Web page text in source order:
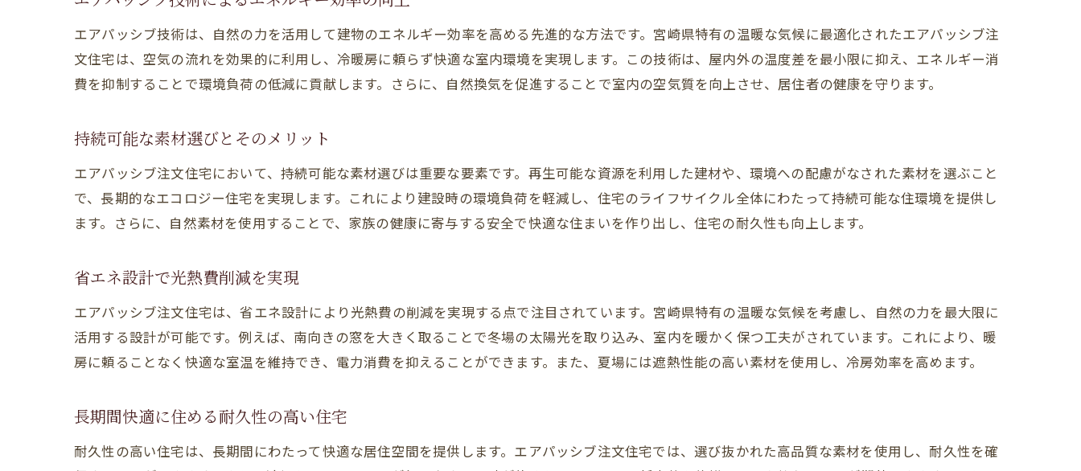
エコで快適な住まいづくりの基礎知識
環境に優しい建築設計の重要性
自然災害に強い住宅選びのポイント
エアパッシブ技術は、自然の力を活用して建物のエネルギー効率を高める先進的な方法です。宮崎県特有の温暖な気候に最適化されたエアパッシブ注
文住宅は、空気の流れを効果的に利用し、冷暖房に頼らず快適な室内環境を実現します。この技術は、屋内外の温度差を最小限に抑え、エネルギー消
費を抑制することで環境負荷の低減に貢献します。さらに、自然換気を促進することで室内の空気質を向上させ、居住者の健康を守ります。
持続可能な素材選びとそのメリット
エアパッシブ注文住宅において、持続可能な素材選びは重要な要素です。再生可能な資源を利用した建材や、環境への配慮がなされた素材を選ぶこと
で、長期的なエコロジー住宅を実現します。これにより建設時の環境負荷を軽減し、住宅のライフサイクル全体にわたって持続可能な住環境を提供し
ます。さらに、自然素材を使用することで、家族の健康に寄与する安全で快適な住まいを作り出し、住宅の耐久性も向上します。
省エネ設計で光熱費削減を実現
エアパッシブ注文住宅は、省エネ設計により光熱費の削減を実現する点で注目されています。宮崎県特有の温暖な気候を考慮し、自然の力を最大限に
活用する設計が可能です。例えば、南向きの窓を大きく取ることで冬場の太陽光を取り込み、室内を暖かく保つ工夫がされています。これにより、暖
房に頼ることなく快適な室温を維持でき、電力消費を抑えることができます。また、夏場には遮熱性能の高い素材を使用し、冷房効率を高めます。
長期間快適に住める耐久性の高い住宅
耐久性の高い住宅は、長期間にわたって快適な居住空間を提供します。エアパッシブ注文住宅では、選び抜かれた高品質な素材を使用し、耐久性を確